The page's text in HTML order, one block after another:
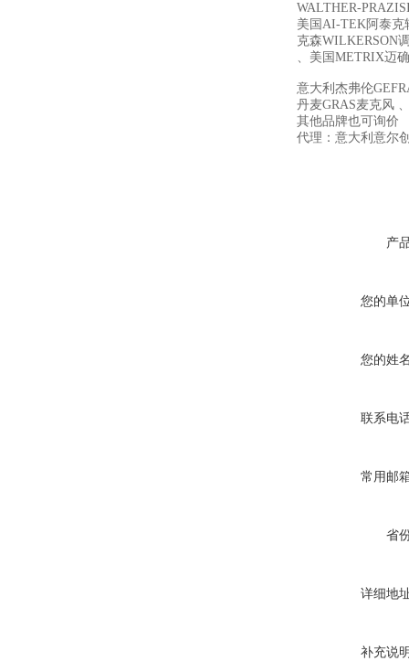
WALTHER-
美国AI-TEK阿泰克
克森WILKERSON
、美国METRIX迈确
意大利杰弗伦
丹麦GRAS麦克风
其他品牌也可询价
代理：意大利意尔
产
您的单
您的姓
联系电
常用邮
省
详细地
补充说